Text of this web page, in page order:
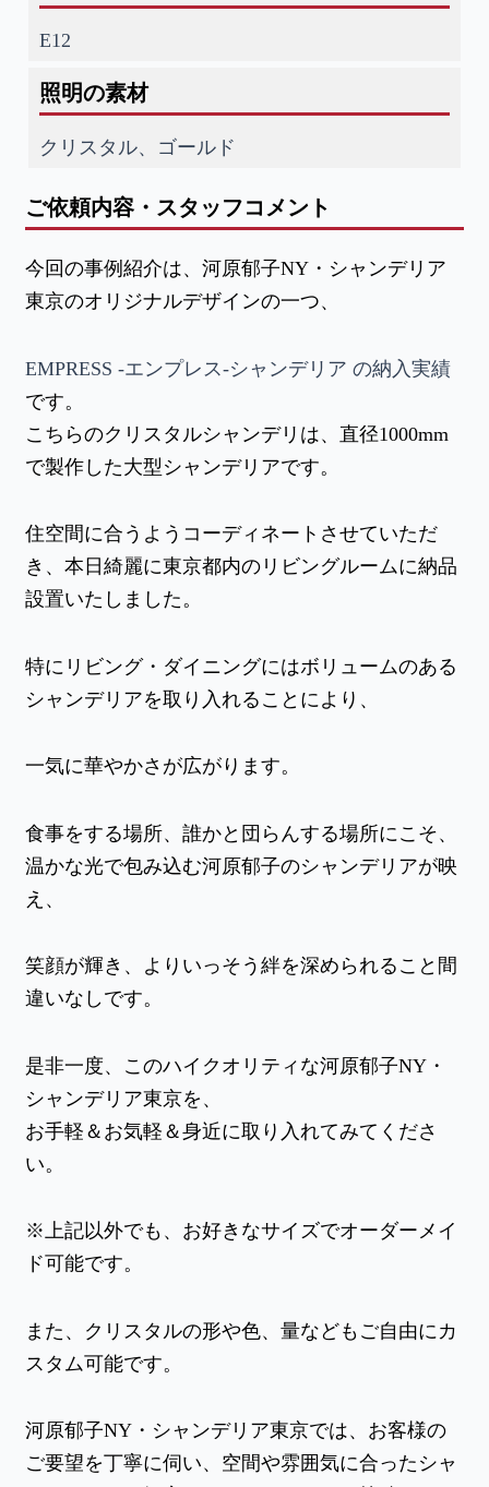
E12
照明の素材
クリスタル、ゴールド
ご依頼内容・スタッフコメント
今回の事例紹介は、河原郁子NY・シャンデリア
東京のオリジナルデザインの一つ、
EMPRESS -エンプレス-シャンデリア の納入実績
です。
こちらのクリスタルシャンデリは、直径1000mm
で製作した大型シャンデリアです。
住空間に合うようコーディネートさせていただ
き、本日綺麗に東京都内のリビングルームに納品
設置いたしました。
特にリビング・ダイニングにはボリュームのある
シャンデリアを取り入れることにより、
一気に華やかさが広がります。
食事をする場所、誰かと団らんする場所にこそ、
温かな光で包み込む河原郁子のシャンデリアが映
え、
笑顔が輝き、よりいっそう絆を深められること間
違いなしです。
是非一度、このハイクオリティな河原郁子NY・
シャンデリア東京を、
お手軽＆お気軽＆身近に取り入れてみてくださ
い。
※上記以外でも、お好きなサイズでオーダーメイ
ド可能です。
また、クリスタルの形や色、量などもご自由にカ
スタム可能です。
河原郁子NY・シャンデリア東京では、お客様の
ご要望を丁寧に伺い、空間や雰囲気に合ったシャ